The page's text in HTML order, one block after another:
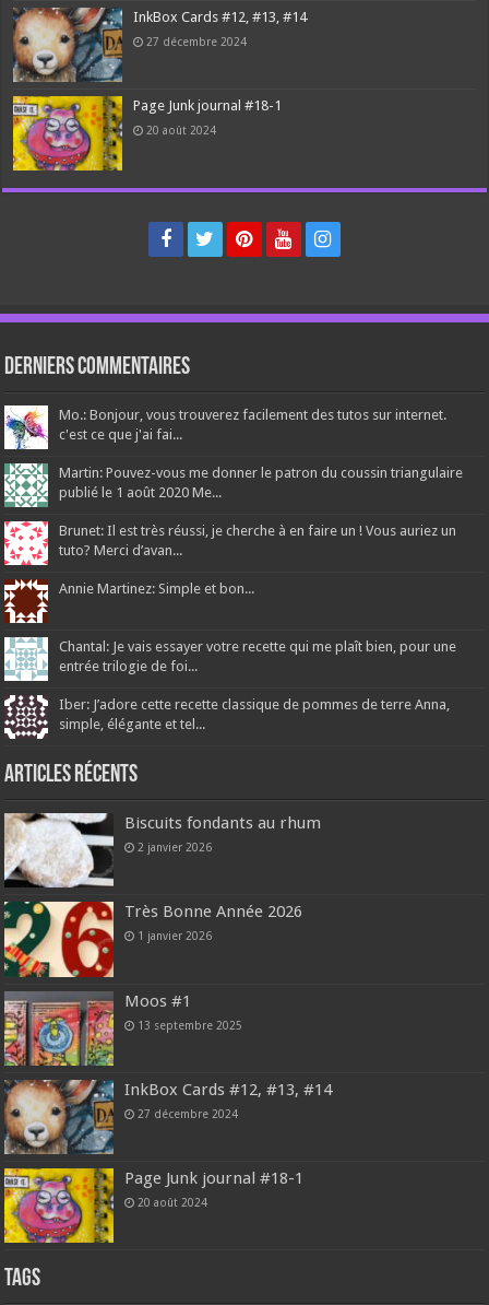
InkBox Cards #12, #13, #14
27 décembre 2024
Page Junk journal #18-1
20 août 2024
Derniers Commentaires
Mo.: Bonjour, vous trouverez facilement des tutos sur internet.
c'est ce que j'ai fai...
Martin: Pouvez-vous me donner le patron du coussin triangulaire
publié le 1 août 2020 Me...
Brunet: Il est très réussi, je cherche à en faire un ! Vous auriez un
tuto? Merci d’avan...
Annie Martinez: Simple et bon...
Chantal: Je vais essayer votre recette qui me plaît bien, pour une
entrée trilogie de foi...
Iber: J’adore cette recette classique de pommes de terre Anna,
simple, élégante et tel...
Articles récents
Biscuits fondants au rhum
2 janvier 2026
Très Bonne Année 2026
1 janvier 2026
Moos #1
13 septembre 2025
InkBox Cards #12, #13, #14
27 décembre 2024
Page Junk journal #18-1
20 août 2024
Tags